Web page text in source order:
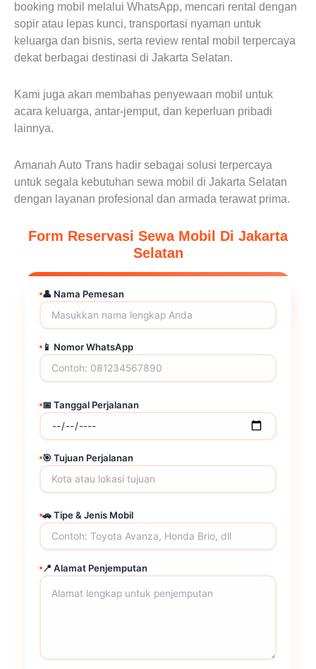
booking mobil melalui WhatsApp, mencari rental dengan
sopir atau lepas kunci, transportasi nyaman untuk
keluarga dan bisnis, serta review rental mobil terpercaya
dekat berbagai destinasi di Jakarta Selatan.
Kami juga akan membahas penyewaan mobil untuk
acara keluarga, antar-jemput, dan keperluan pribadi
lainnya.
Amanah Auto Trans hadir sebagai solusi terpercaya
untuk segala kebutuhan sewa mobil di Jakarta Selatan
dengan layanan profesional dan armada terawat prima.
Form Reservasi Sewa Mobil Di Jakarta
Selatan
👤 Nama Pemesan
📱 Nomor WhatsApp
📅 Tanggal Perjalanan
🎯 Tujuan Perjalanan
🚗 Tipe & Jenis Mobil
📍 Alamat Penjemputan